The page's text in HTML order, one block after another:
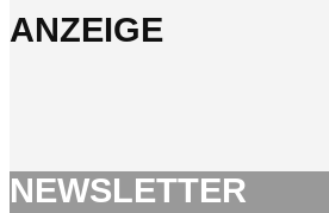
ANZEIGE
NEWSLETTER